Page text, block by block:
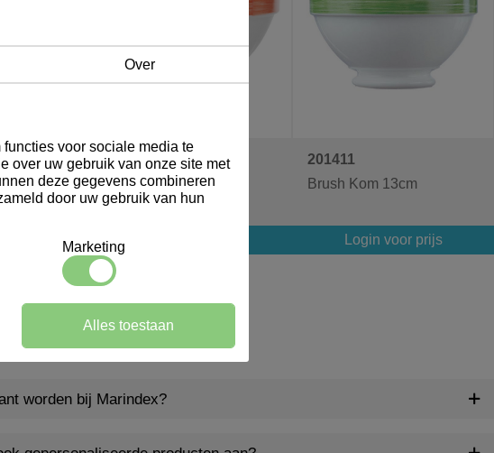
19.5cm
prijs
201410
Brush Kom 13cm
201411
Brush Kom 13cm
Login voor prijs
worden bij Marindex?
Over
voor sociale media te
over uw gebruik van onze site met
deze gegevens combineren
door uw gebruik van hun
Marketing
Alles toestaan